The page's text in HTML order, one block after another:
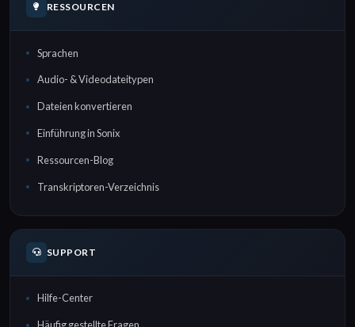
RESSOURCEN
Sprachen
Audio- & Videodateitypen
Dateien konvertieren
Einführung in Sonix
Ressourcen-Blog
Transkriptoren-Verzeichnis
SUPPORT
Hilfe-Center